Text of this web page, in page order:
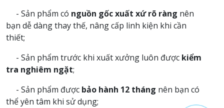
- Sản phẩm có nguồn gốc xuất xứ rõ ràng nên
bạn dễ dàng thay thế, nâng cấp linh kiện khi cần
thiết;
- Sản phẩm trước khi xuất xưởng luôn được kiểm
tra nghiêm ngặt;
- Sản phẩm được bảo hành 12 tháng nên bạn có
thể yên tâm khi sử dụng;